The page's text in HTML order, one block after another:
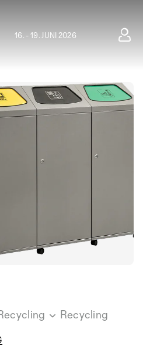
16. - 19. JUNI 2026
Recycling